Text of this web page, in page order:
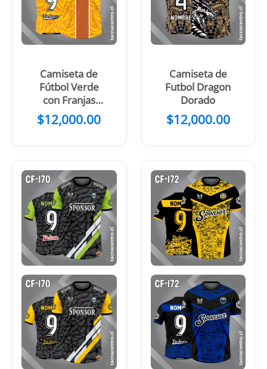
Camiseta de
Fútbol Verde
con Franjas
Centrales
Negro Amarillo
$12,000.00
Camiseta de
Futbol Dragon
Dorado
$12,000.00